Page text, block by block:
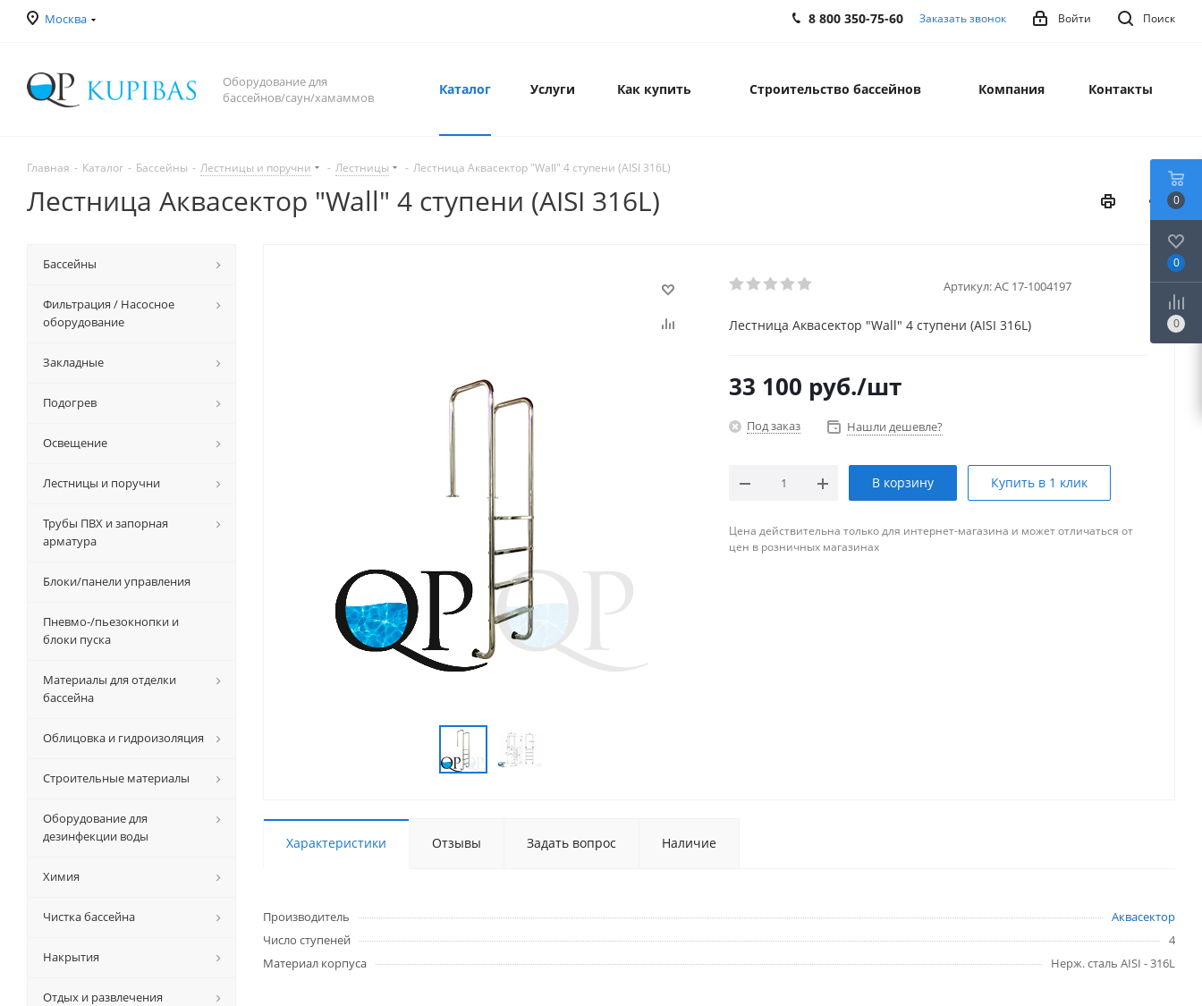
Москва Поиск
Войти
8 800 350-75-60 Заказать звонок
Оборудование для
бассейнов/саун/хамаммов
Каталог Услуги Как купить Строительство бассейнов Компания Контакты
Главная - Каталог - Бассейны - Лестницы и поручни - Лестницы - Лестница Аквасектор "Wall" 4 ступени (AISI 316L)
Лестница Аквасектор "Wall" 4 ступени (AISI 316L)
Артикул:АС 17-1004197
Лестница Аквасектор "Wall" 4 ступени (AISI 316L)
33 100 руб./шт
Под заказ Нашли дешевле?
В корзину Купить в 1 клик
Цена действительна только для интернет-магазина и может отличаться от
цен в розничных магазинах
Характеристики Отзывы Задать вопрос Наличие
Производитель
Аквасектор
Число ступеней
4
Материал корпуса
Нерж. сталь AISI - 316L
Бассейны
Фильтрация / Насосное
оборудование
Закладные
Подогрев
Освещение
Лестницы и поручни
Трубы ПВХ и запорная
арматура
Блоки/панели управления
Пневмо-/пьезокнопки и
блоки пуска
Материалы для отделки
бассейна
Облицовка и гидроизоляция
Строительные материалы
Оборудование для
дезинфекции воды
Химия
Чистка бассейна
Накрытия
Отдых и развлечения
0
0
0